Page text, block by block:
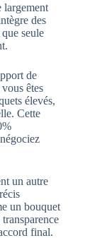
largement
des
seule
de
êtes
élevés,
Cette
un autre
un bouquet
final.